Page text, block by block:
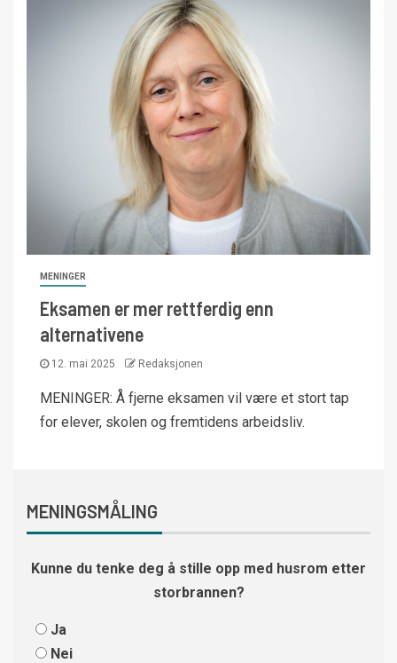
MENINGER
Eksamen er mer rettferdig enn
alternativene
12. mai 2025 Redaksjonen
MENINGER: Å fjerne eksamen vil være et stort tap
for elever, skolen og fremtidens arbeidsliv.
MENINGSMÅLING
Kunne du tenke deg å stille opp med husrom etter
storbrannen?
Ja
Nei